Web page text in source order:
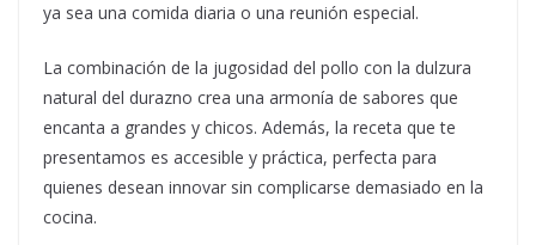
ya sea una comida diaria o una reunión especial.
La combinación de la jugosidad del pollo con la dulzura
natural del durazno crea una armonía de sabores que
encanta a grandes y chicos. Además, la receta que te
presentamos es accesible y práctica, perfecta para
quienes desean innovar sin complicarse demasiado en la
cocina.